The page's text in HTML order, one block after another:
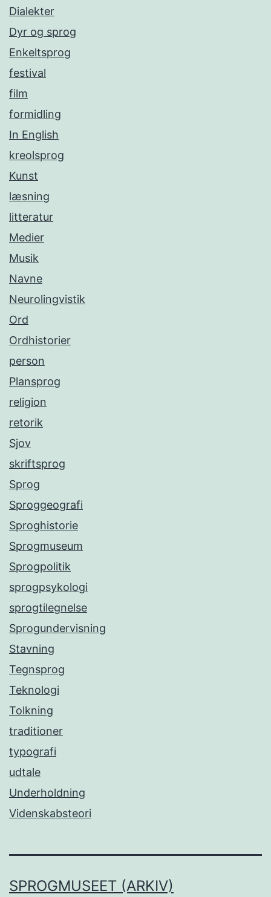
Dialekter
Dyr og sprog
Enkeltsprog
festival
film
formidling
In English
kreolsprog
Kunst
læsning
litteratur
Medier
Musik
Navne
Neurolingvistik
Ord
Ordhistorier
person
Plansprog
religion
retorik
Sjov
skriftsprog
Sprog
Sproggeografi
Sproghistorie
Sprogmuseum
Sprogpolitik
sprogpsykologi
sprogtilegnelse
Sprogundervisning
Stavning
Tegnsprog
Teknologi
Tolkning
traditioner
typografi
udtale
Underholdning
Videnskabsteori
SPROGMUSEET (ARKIV)